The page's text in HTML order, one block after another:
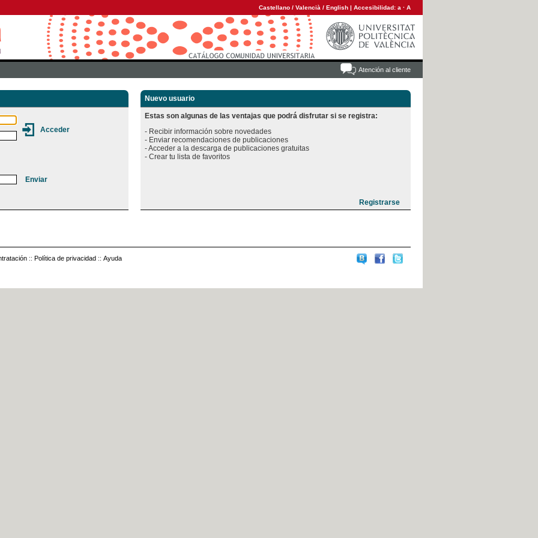
Castellano / Valencià / English | Accesibilidad: a · A
Atención al cliente
Nuevo usuario
Estas son algunas de las ventajas que podrá disfrutar si se registra:
- Recibir información sobre novedades
- Enviar recomendaciones de publicaciones
- Acceder a la descarga de publicaciones gratuitas
:: Política de privacidad :: Ayuda